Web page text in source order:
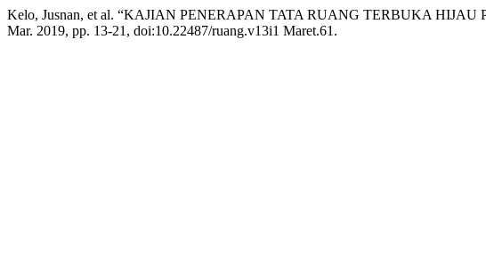
Kelo, Jusnan, et al. “KAJIAN PENERAPAN TATA RUANG TERBUKA
Mar. 2019, pp. 13-21, doi:10.22487/ruang.v13i1 Maret.61.